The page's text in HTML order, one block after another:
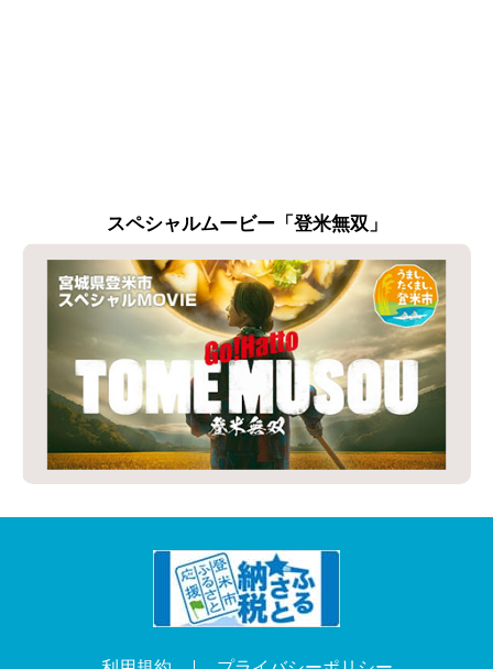
スペシャルムービー「登米無双」